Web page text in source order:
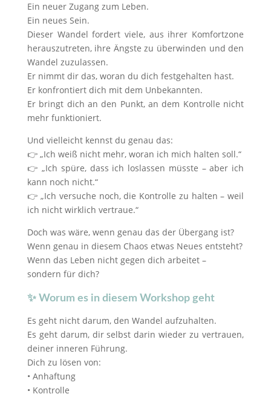
Ein neuer Zugang zum Leben.
Ein neues Sein.
Dieser Wandel fordert viele, aus ihrer Komfortzone
herauszutreten, ihre Ängste zu überwinden und den
Wandel zuzulassen.
Er nimmt dir das, woran du dich festgehalten hast.
Er konfrontiert dich mit dem Unbekannten.
Er bringt dich an den Punkt, an dem Kontrolle nicht
mehr funktioniert.
Und vielleicht kennst du genau das:
👉 „Ich weiß nicht mehr, woran ich mich halten soll.“
👉 „Ich spüre, dass ich loslassen müsste – aber ich
kann noch nicht.“
👉 „Ich versuche noch, die Kontrolle zu halten – weil
ich nicht wirklich vertraue.“
Doch was wäre, wenn genau das der Übergang ist?
Wenn genau in diesem Chaos etwas Neues entsteht?
Wenn das Leben nicht gegen dich arbeitet –
sondern für dich?
✨ Worum es in diesem Workshop geht
Es geht nicht darum, den Wandel aufzuhalten.
Es geht darum, dir selbst darin wieder zu vertrauen,
deiner inneren Führung.
Dich zu lösen von:
• Anhaftung
• Kontrolle